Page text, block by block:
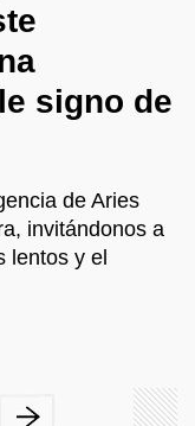
signo de
de Aries
invitándonos a
lentos y el